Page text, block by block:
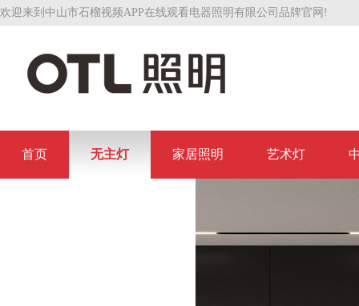
欢迎来到中山市石榴视频APP在线观看电器照明有限公司品牌官网!
首页 无主灯 家居照明 艺术灯